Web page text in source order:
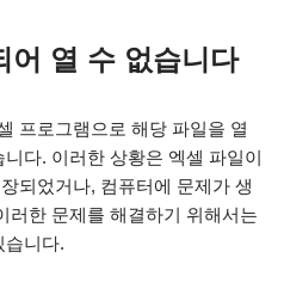
어 열 수 없습니다
프로그램으로 해당 파일을 열
다. 이러한 상황은 엑셀 파일이
되었거나, 컴퓨터에 문제가 생
러한 문제를 해결하기 위해서는
습니다.